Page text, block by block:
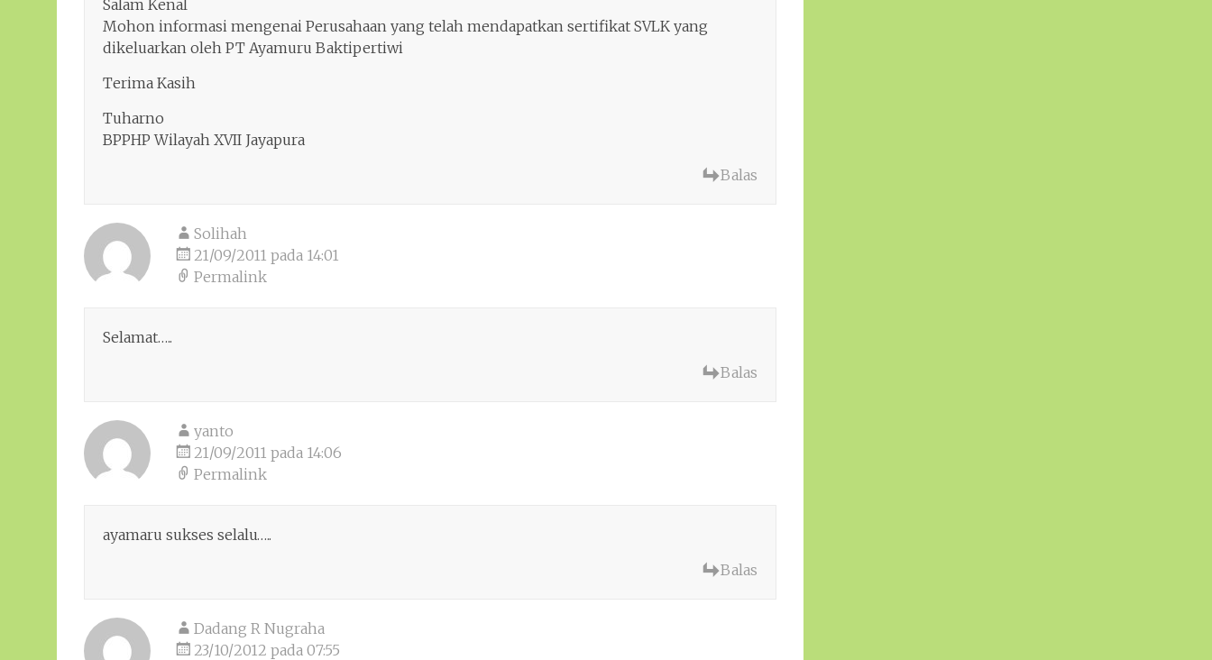
Salam Kenal
Mohon informasi mengenai Perusahaan yang telah mendapatkan sertifikat SVLK yang
dikeluarkan oleh PT Ayamuru Baktipertiwi
Terima Kasih
Tuharno
BPPHP Wilayah XVII Jayapura
Balas
Solihah
21/09/2011 pada 14:01
Permalink
Selamat…..
Balas
yanto
21/09/2011 pada 14:06
Permalink
ayamaru sukses selalu…..
Balas
Dadang R Nugraha
23/10/2012 pada 07:55